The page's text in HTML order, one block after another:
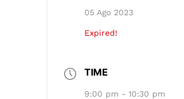
05 Ago 2023
Expired!
TIME
9:00 pm - 10:30 pm